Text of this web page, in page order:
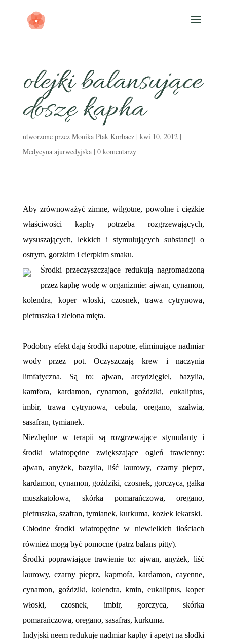
olejki balansujące
doszę kapha
utworzone przez Monika Ptak Korbacz| kwi 10, 2012|
Medycyna ajurwedyjska| 0 komentarzy
Aby zrównoważyć zimne, wilgotne, powolne i ciężkie
właściwości kaphy potrzeba rozgrzewających,
wysuszających, lekkich i stymulujących substancji o
ostrym, gorzkim i cierpkim smaku.
Środki przeczyszczające redukują nagromadzoną
przez kaphę wodę w organizmie: ajwan, cynamon,
kolendra, koper włoski, czosnek, trawa cytrynowa,
pietruszka i zielona mięta.
Podobny efekt dają środki napotne, eliminujące nadmiar
wody przez pot. Oczyszczają krew i naczynia
limfatyczna. Są to: ajwan, arcydzięgiel, bazylia,
kamfora, kardamon, cynamon, goździki, eukaliptus,
imbir, trawa cytrynowa, cebula, oregano, szałwia,
sasafran, tymianek.
Niezbędne w terapii są rozgrzewające stymulanty i
środki wiatropędne zwiększające ogień trawienny:
ajwan, anyżek, bazylia, liść laurowy, czarny pieprz,
kardamon, cynamon, goździki, czosnek, gorczyca, gałka
muszkatołowa, skórka pomarańczowa, oregano,
pietruszka, szafran, tymianek, kurkuma, kozłek lekarski.
Chłodne środki wiatropędne w niewielkich ilościach
również mogą być pomocne (patrz balans pitty).
Środki poprawiające trawienie to: ajwan, anyżek, liść
laurowy, czarny pieprz, kapmofa, kardamon, cayenne,
cynamon, goździki, kolendra, kmin, eukaliptus, koper
włoski, czosnek, imbir, gorczyca, skórka
pomarańczowa, oregano, sasafras, kurkuma.
Indyjski neem redukuje nadmiar kaphy i apetyt na słodki